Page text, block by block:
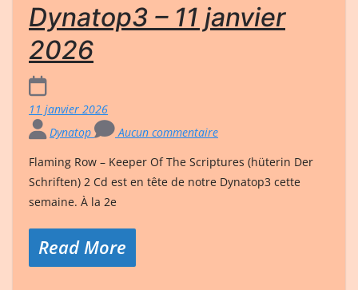
Dynatop3 – 11 janvier
2026
11 janvier 2026
Dynatop
Aucun commentaire
Flaming Row – Keeper Of The Scriptures (hüterin Der
Schriften) 2 Cd est en tête de notre Dynatop3 cette
semaine. À la 2e
Read More